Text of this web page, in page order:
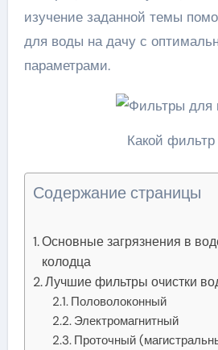
изучение заданной темы
для воды на дачу с
параметрами.
Какой
Содержание страницы
Основные загрязнения в
колодца
Лучшие фильтры очистки
Половолоконный
Электромагнитный
Проточный